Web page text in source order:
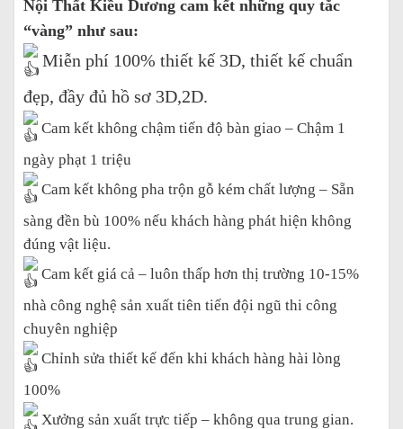
Nội Thất Kiều Dương cam kết những quy tắc
“vàng” như sau:
Miễn phí 100% thiết kế 3D, thiết kế chuẩn
đẹp, đầy đủ hồ sơ 3D,2D.
Cam kết không chậm tiến độ bàn giao – Chậm 1
ngày phạt 1 triệu
Cam kết không pha trộn gỗ kém chất lượng – Sẵn
sàng đền bù 100% nếu khách hàng phát hiện không
đúng vật liệu.
Cam kết giá cả – luôn thấp hơn thị trường 10-15%
nhà công nghệ sản xuất tiên tiến đội ngũ thi công
chuyên nghiệp
Chỉnh sửa thiết kế đến khi khách hàng hài lòng
100%
Xưởng sản xuất trực tiếp – không qua trung gian.